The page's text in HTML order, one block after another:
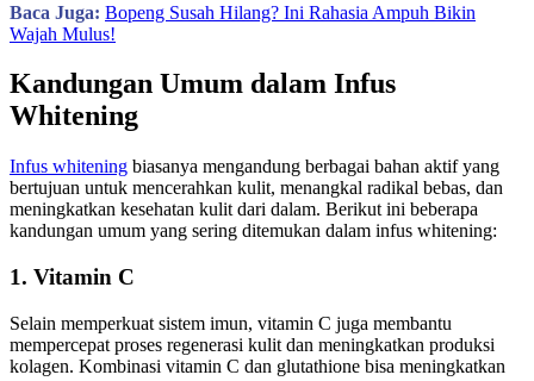
Baca Juga: Bopeng Susah Hilang? Ini Rahasia Ampuh Bikin
Wajah Mulus!
Kandungan Umum dalam Infus
Whitening
Infus whitening biasanya mengandung berbagai bahan aktif yang
bertujuan untuk mencerahkan kulit, menangkal radikal bebas, dan
meningkatkan kesehatan kulit dari dalam. Berikut ini beberapa
kandungan umum yang sering ditemukan dalam infus whitening:
1. Vitamin C
Selain memperkuat sistem imun, vitamin C juga membantu
mempercepat proses regenerasi kulit dan meningkatkan produksi
kolagen. Kombinasi vitamin C dan glutathione bisa meningkatkan